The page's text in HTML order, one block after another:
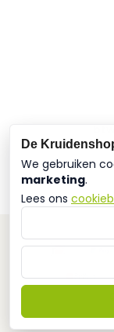
De
We gebruiken
marketing.
Lees ons